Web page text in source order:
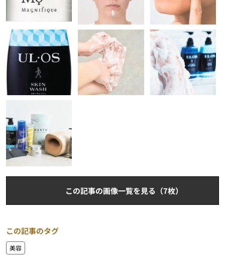
この記事の画像一覧を見る（7枚）
この記事のタグ
美容